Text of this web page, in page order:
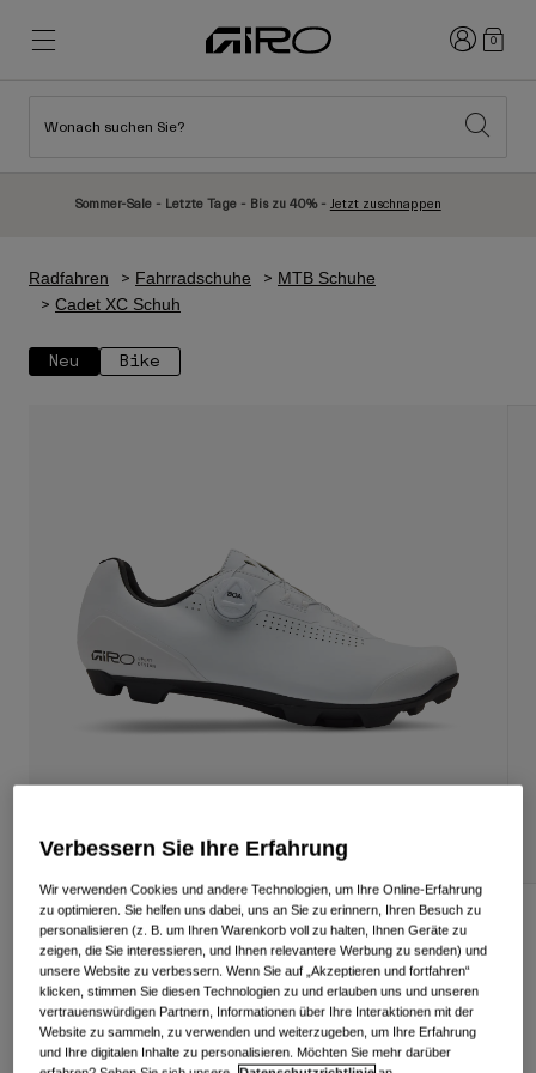
Neuzugänge
Helme
Rennrad Helme
Schuhe
Rennrad Schuhe
Mountainbike Schuhe
Gravel Schuhe
Bekleidung
Rennrad Bekleidung
Mountainbike Bekleidung
Alle anzeigen
Neuzugänge
Helme
Ski
Ersatzgläser
Kinder
Helme
Schutzbrillen
Anmelden
0
Wonach suchen Sie?
Sommer-Sale - Letzte Tage - Bis zu 40% - Jetzt zuschnappen
Radfahren Fahrradschuhe
MTB Schuhe
Cadet XC Schuh
Neu Bike
Cadet XC Schuh
Artikelnr.38897
169,99 €
Verbessern Sie Ihre Erfahrung
Wir verwenden Cookies und andere Technologien, um Ihre Online-Erfahrung
zu optimieren. Sie helfen uns dabei, uns an Sie zu erinnern, Ihren Besuch zu
personalisieren (z. B. um Ihren Warenkorb voll zu halten, Ihnen Geräte zu
zeigen, die Sie interessieren, und Ihnen relevantere Werbung zu senden) und
unsere Website zu verbessern. Wenn Sie auf „Akzeptieren und fortfahren“
klicken, stimmen Sie diesen Technologien zu und erlauben uns und unseren
vertrauenswürdigen Partnern, Informationen über Ihre Interaktionen mit der
Website zu sammeln, zu verwenden und weiterzugeben, um Ihre Erfahrung
und Ihre digitalen Inhalte zu personalisieren. Möchten Sie mehr darüber